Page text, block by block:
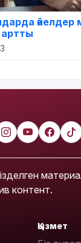
әйелдер
контент.
Қызмет